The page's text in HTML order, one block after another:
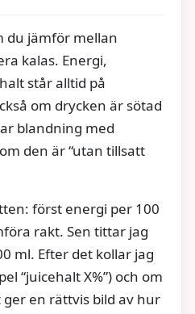
du jämför mellan
kalas. Energi,
står alltid på
om drycken är sötad
blandning med
den är “utan tillsatt
först energi per 100
rakt. Sen tittar jag
ml. Efter det kollar jag
“juicehalt X%”) och om
en rättvis bild av hur